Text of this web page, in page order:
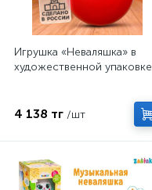
Игрушка «Неваляшка» в
художественной упаковке
4 138 тг /шт